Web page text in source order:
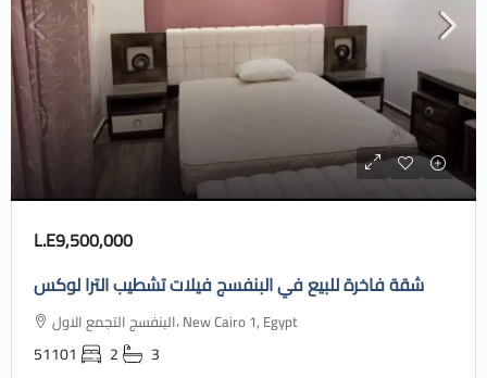
L.E9,500,000
شقة فاخرة للبيع في البنفسج فيلات تشطيب الترا لوكس
البنفسج التجمع الاول، New Cairo 1, Egypt
51101 2 3